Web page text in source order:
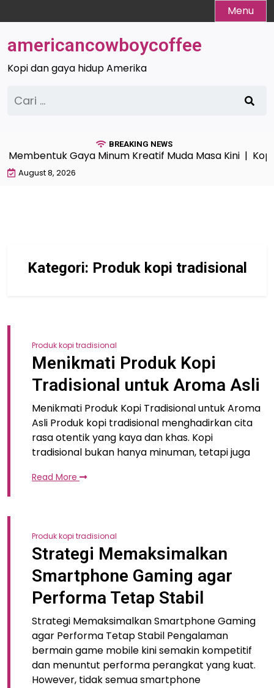
to
Menu
americancowboycoffee
Kopi dan gaya hidup Amerika
untuk:
BREAKING NEWS
Gaya Minum Kreatif Muda Masa Kini |Kopi
August 8, 2026
Kategori: Produk kopi tradisional
Produk kopi tradisional
Menikmati Produk Kopi
Tradisional untuk Aroma Asli
Menikmati Produk Kopi Tradisional untuk Aroma
Asli Produk kopi tradisional menghadirkan cita
rasa otentik yang kaya dan khas. Kopi
tradisional bukan hanya minuman, tetapi juga
Read More
Produk kopi tradisional
Strategi Memaksimalkan
Smartphone Gaming agar
Performa Tetap Stabil
Strategi Memaksimalkan Smartphone Gaming
agar Performa Tetap Stabil Pengalaman
bermain game mobile kini semakin kompetitif
dan menuntut performa perangkat yang kuat.
However, tidak semua smartphone